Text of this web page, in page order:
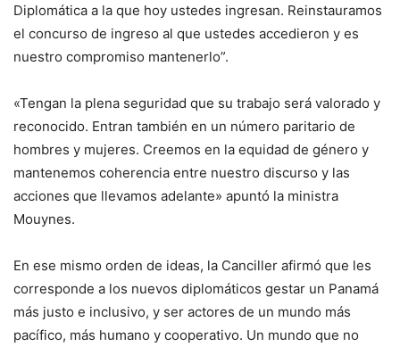
Diplomática a la que hoy ustedes ingresan. Reinstauramos
el concurso de ingreso al que ustedes accedieron y es
nuestro compromiso mantenerlo”.
«Tengan la plena seguridad que su trabajo será valorado y
reconocido. Entran también en un número paritario de
hombres y mujeres. Creemos en la equidad de género y
mantenemos coherencia entre nuestro discurso y las
acciones que llevamos adelante» apuntó la ministra
Mouynes.
En ese mismo orden de ideas, la Canciller afirmó que les
corresponde a los nuevos diplomáticos gestar un Panamá
más justo e inclusivo, y ser actores de un mundo más
pacífico, más humano y cooperativo. Un mundo que no